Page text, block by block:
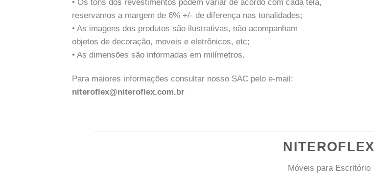
• Os tons dos revestimentos podem variar de acordo com cada tela,
reservamos a margem de 6% +/- de diferença nas tonalidades;
• As imagens dos produtos são ilustrativas, não acompanham
objetos de decoração, moveis e eletrônicos, etc;
• As dimensões são informadas em milímetros.
Para maiores informações consultar nosso SAC pelo e-mail:
niteroflex@niteroflex.com.br
NITEROFLEX
Móveis para Escritório